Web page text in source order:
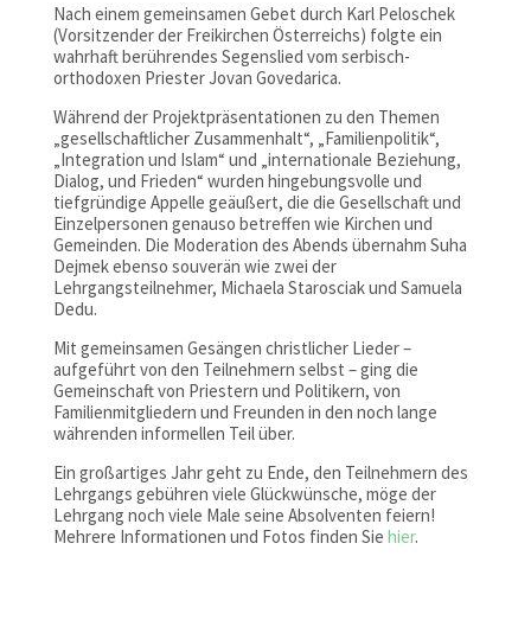
Nach einem gemeinsamen Gebet durch Karl Peloschek
(Vorsitzender der Freikirchen Österreichs) folgte ein
wahrhaft berührendes Segenslied vom serbisch-
orthodoxen Priester Jovan Govedarica.
Während der Projektpräsentationen zu den Themen
„gesellschaftlicher Zusammenhalt“, „Familienpolitik“,
„Integration und Islam“ und „internationale Beziehung,
Dialog, und Frieden“ wurden hingebungsvolle und
tiefgründige Appelle geäußert, die die Gesellschaft und
Einzelpersonen genauso betreffen wie Kirchen und
Gemeinden. Die Moderation des Abends übernahm Suha
Dejmek ebenso souverän wie zwei der
Lehrgangsteilnehmer, Michaela Starosciak und Samuela
Dedu.
Mit gemeinsamen Gesängen christlicher Lieder –
aufgeführt von den Teilnehmern selbst – ging die
Gemeinschaft von Priestern und Politikern, von
Familienmitgliedern und Freunden in den noch lange
währenden informellen Teil über.
Ein großartiges Jahr geht zu Ende, den Teilnehmern des
Lehrgangs gebühren viele Glückwünsche, möge der
Lehrgang noch viele Male seine Absolventen feiern!
Mehrere Informationen und Fotos finden Sie hier.